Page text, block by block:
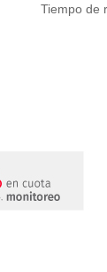
Tiempo de